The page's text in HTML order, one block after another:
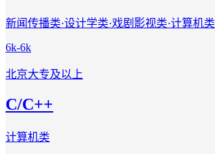
新闻传播类·设计学类·戏剧影视类·计算机类
6k-6k
北京大专及以上
C/C++
计算机类